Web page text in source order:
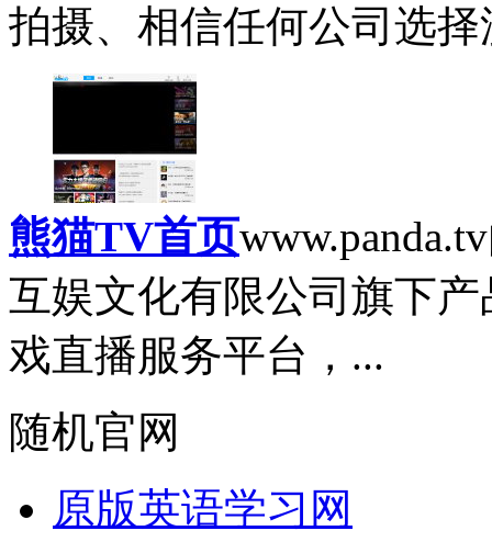
拍摄、相信任何公司选择
熊猫TV首页www.panda.tv
互娱文化有限公司旗下
戏直播服务平台，...
随机官网
原版英语学习网